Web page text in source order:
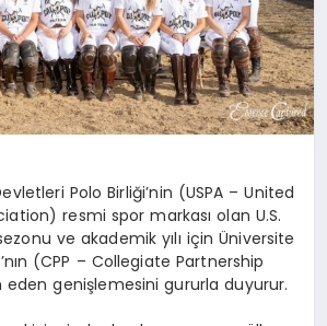
Polo Birliği’nin (USPA – United
resmi spor markası olan U.S.
ve akademik yılı içinÜniversite
(CPP – Collegiate Partnership
genişlemesini gururla duyurur.